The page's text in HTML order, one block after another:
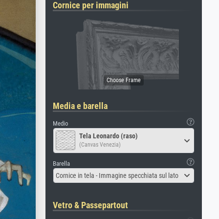
Cornice per immagini
Media e barella
Medio
Tela Leonardo (raso)
(Canvas Venezia)
Barella
Cornice in tela - Immagine specchiata sul lato
Vetro & Passepartout